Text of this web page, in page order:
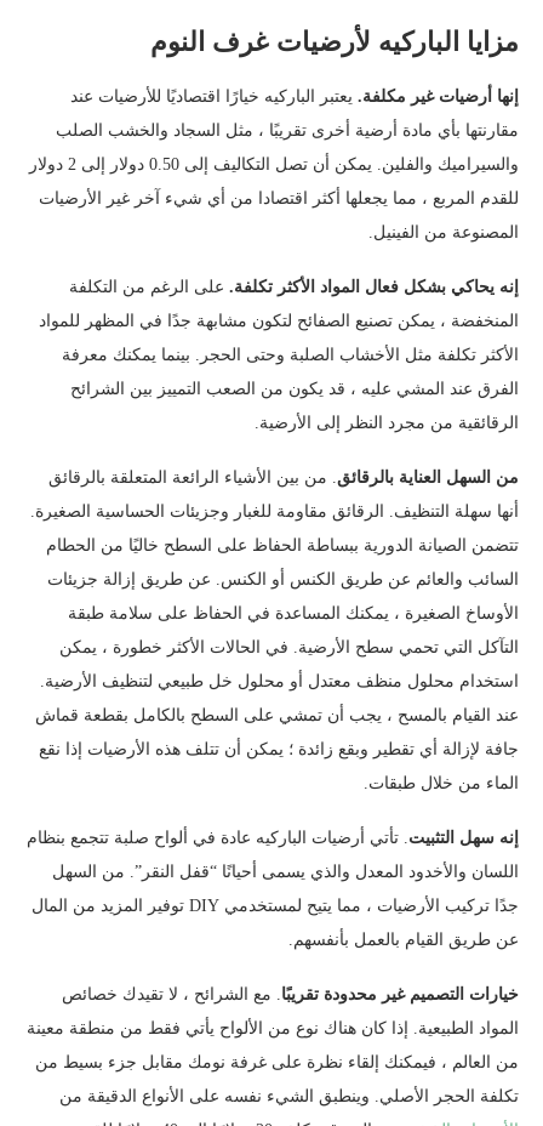
مزايا الباركيه لأرضيات غرف النوم
إنها أرضيات غير مكلفة. يعتبر الباركيه خيارًا اقتصاديًا للأرضيات عند
مقارنتها بأي مادة أرضية أخرى تقريبًا ، مثل السجاد والخشب الصلب
والسيراميك والفلين. يمكن أن تصل التكاليف إلى 0.50 دولار إلى 2 دولار
للقدم المربع ، مما يجعلها أكثر اقتصادا من أي شيء آخر غير الأرضيات
المصنوعة من الفينيل.
إنه يحاكي بشكل فعال المواد الأكثر تكلفة. على الرغم من التكلفة
المنخفضة ، يمكن تصنيع الصفائح لتكون مشابهة جدًا في المظهر للمواد
الأكثر تكلفة مثل الأخشاب الصلبة وحتى الحجر. بينما يمكنك معرفة
الفرق عند المشي عليه ، قد يكون من الصعب التمييز بين الشرائح
الرقائقية من مجرد النظر إلى الأرضية.
من السهل العناية بالرقائق. من بين الأشياء الرائعة المتعلقة بالرقائق
أنها سهلة التنظيف. الرقائق مقاومة للغبار وجزيئات الحساسية الصغيرة.
تتضمن الصيانة الدورية ببساطة الحفاظ على السطح خاليًا من الحطام
السائب والعائم عن طريق الكنس أو الكنس. عن طريق إزالة جزيئات
الأوساخ الصغيرة ، يمكنك المساعدة في الحفاظ على سلامة طبقة
التآكل التي تحمي سطح الأرضية. في الحالات الأكثر خطورة ، يمكن
استخدام محلول منظف معتدل أو محلول خل طبيعي لتنظيف الأرضية.
عند القيام بالمسح ، يجب أن تمشي على السطح بالكامل بقطعة قماش
جافة لإزالة أي تقطير وبقع زائدة ؛ يمكن أن تتلف هذه الأرضيات إذا نقع
الماء من خلال طبقات.
إنه سهل التثبيت. تأتي أرضيات الباركيه عادة في ألواح صلبة تتجمع بنظام
اللسان والأخدود المعدل والذي يسمى أحيانًا “قفل النقر”. من السهل
جدًا تركيب الأرضيات ، مما يتيح لمستخدمي DIY توفير المزيد من المال
عن طريق القيام بالعمل بأنفسهم.
خيارات التصميم غير محدودة تقريبًا. مع الشرائح ، لا تقيدك خصائص
المواد الطبيعية. إذا كان هناك نوع من الألواح يأتي فقط من منطقة معينة
من العالم ، فيمكنك إلقاء نظرة على غرفة نومك مقابل جزء بسيط من
تكلفة الحجر الأصلي. وينطبق الشيء نفسه على الأنواع الدقيقة من